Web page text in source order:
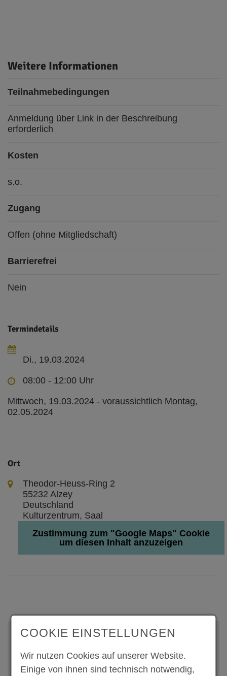
Weitere Informationen
Teilnahmebedingungen
Anmeldung über Link in der Beschreibung
erforderlich
Kosten
s.o.
Zugang
Offen (ohne Mitgliedschaft)
Barrierefrei
Nein
Termindetails
Di., 19.03.2024
08:00 - 12:00 Uhr
Mittwoch, 19.03.2024 - voraussichtlich Montag,
02.05.2024
Ort
Theodor-Heuss-Ring 2
55232 Alzey
Deutschland
Kulturzentrum, Saal
Zustimmung zum "Google Maps" Cookie
um diesen Inhalt anzuzeigen
Adresse und Kontakt
Kreisverwaltung Alzey-Worms
COOKIE EINSTELLUNGEN
Wir nutzen Cookies auf unserer Website.
Einige von ihnen sind technisch notwendig,